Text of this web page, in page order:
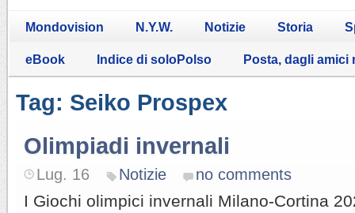
Mondovision N.Y.W. Notizie Storia
eBook Indice di soloPolso Posta, dagli amici
Tag: Seiko Prospex
Olimpiadi invernali
Lug. 16 Notizie no comments
I Giochi olimpici invernali Milano-Cortina